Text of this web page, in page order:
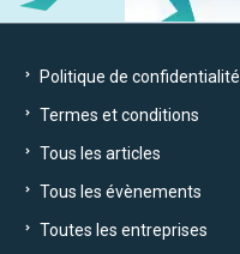
Politique de confidentialité
Termes et conditions
Tous les articles
Tous les évènements
Toutes les entreprises